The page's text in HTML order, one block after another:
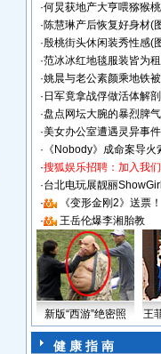
·何炅获地产大亨喂猕猴
·陈慧琳产后恢复好身材(
·殷桃街头休闲装秀性感(
·范冰冰红地毯服装皆为
·姚晨与老公素颜乘地铁
· 日军竟拿战俘做活体解剖
·盘点网坛大腕的暴烈脾气
·美女办公室遭遇灵异事件
· 《Nobody》成命案导火
·搜狐娱乐招聘：加入我们
·台北电玩展靓丽ShowGirl
·
《变形金刚2》送票！
·
王岳伦爆李湘胎教
新版“西游”绝密照 王
健 康 指 南